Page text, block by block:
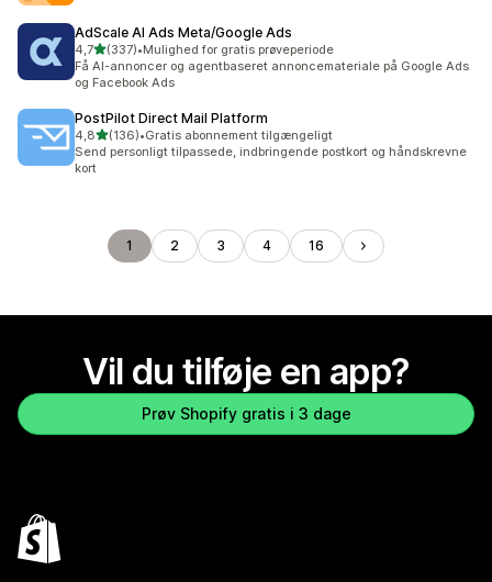
AdScale AI Ads Meta/Google Ads
4,7ud af 5 stjerner
(337)
337 anmeldelser i alt
•Mulighed for gratis prøveperiode
Få AI-annoncer og agentbaseret annoncemateriale på Google Ads
og Facebook Ads
PostPilot Direct Mail Platform
4,8ud af 5 stjerner
(136)
136 anmeldelser i alt
•Gratis abonnement tilgængeligt
Send personligt tilpassede, indbringende postkort og håndskrevne
kort
1 2 3 4 16
Vil du tilføje en app?
Prøv Shopify gratis i 3 dage